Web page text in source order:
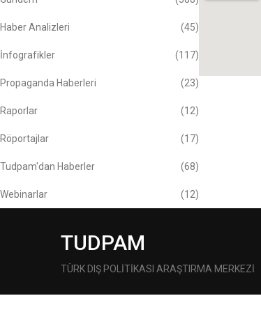
Haber Analizleri (45)
İnfografikler (117)
Propaganda Haberleri (23)
Raporlar (12)
Röportajlar (17)
Tudpam'dan Haberler (68)
Webinarlar (12)
TUDPAM
TÜRK DIŞ POLİTİKASI ARAŞTIRMA MERKEZİ